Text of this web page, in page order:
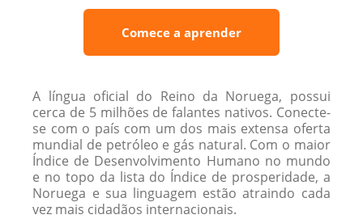
Comece a aprender
A língua oficial do Reino da Noruega, possui
cerca de 5 milhões de falantes nativos. Conecte-
se com o país com um dos mais extensa oferta
mundial de petróleo e gás natural. Com o maior
Índice de Desenvolvimento Humano no mundo
e no topo da lista do Índice de prosperidade, a
Noruega e sua linguagem estão atraindo cada
vez mais cidadãos internacionais.